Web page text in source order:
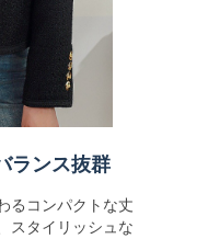
ランス抜群
るコンパクトな丈
スタイリッシュな